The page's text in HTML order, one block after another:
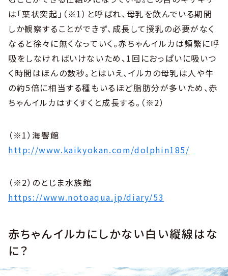
は「葉状突起」（※1）と呼ばれ、母乳を飲んでいる期間
しか観察することができず、成長して授乳の必要がなく
なると徐々に無くなっていく。赤ちゃんイルカは頻繁に呼
吸をしなければいけないため、1回におっぱいに吸いつ
く時間はほんの数秒。とはいえ、イルカの母乳は人や牛
の約5倍に相当する種もいるほど脂肪分が多いため、赤
ちゃんイルカはすくすくと成長する。（※2）
（※1）海響館
http://www.kaikyokan.com/dolphin185/
（※2）のとじま水族館
https://www.notoaqua.jp/diary/53
赤ちゃんイルカにしかない白い縦線はな
に？